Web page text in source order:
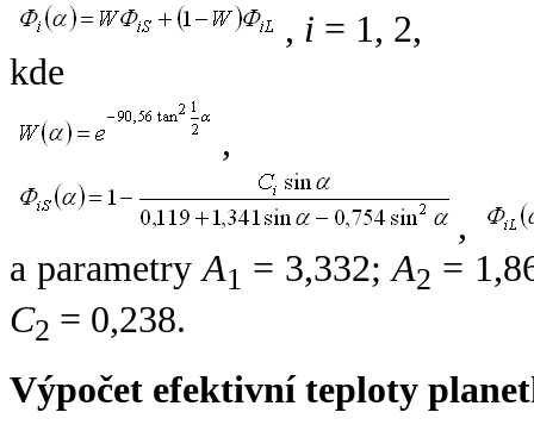
, i = 1, 2,
kde
,
,
a parametryA1 = 3,332;A2 =
C2 = 0,238.
Výpočet efektivní teploty